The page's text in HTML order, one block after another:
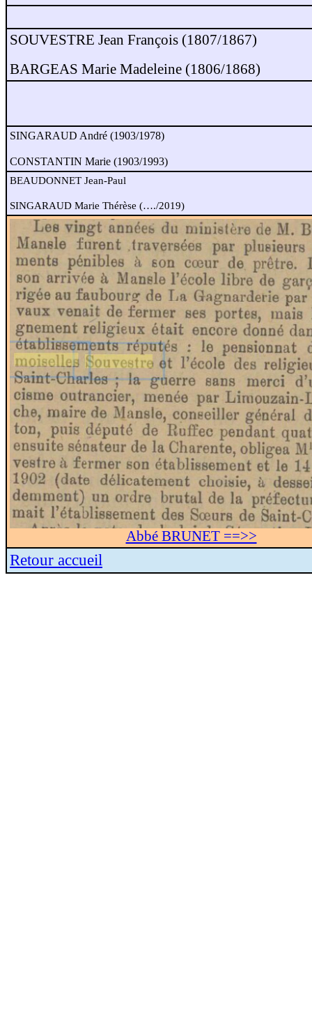
SOUVESTRE Jean François (1807/1867)
BARGEAS Marie Madeleine (1806/1868)
SINGARAUD André (1903/1978)
CONSTANTIN Marie (1903/1993)
BEAUDONNET Jean-Paul
SINGARAUD Marie Thérèse (…./2019)
Abbé BRUNET ==>>
Retour accueil